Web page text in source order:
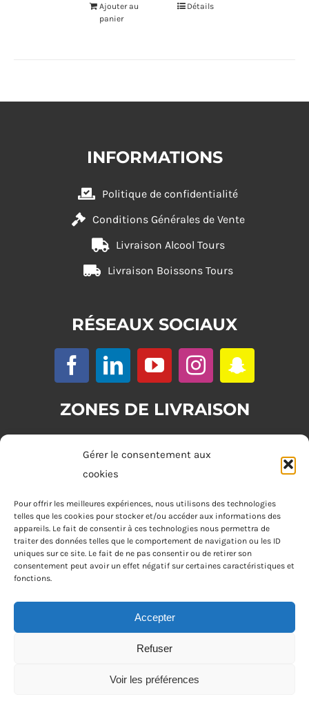
Gérer le consentement aux
cookies
Pour offrir les meilleures expériences, nous utilisons des technologies
telles que les cookies pour stocker et/ou accéder aux informations des
appareils. Le fait de consentir à ces technologies nous permettra de
traiter des données telles que le comportement de navigation ou les ID
uniques sur ce site. Le fait de ne pas consentir ou de retirer son
consentement peut avoir un effet négatif sur certaines caractéristiques et
fonctions.
Accepter
Refuser
Voir les préférences
Ajouter au
panier
Détails
INFORMATIONS
Politique de confidentialité
Conditions Générales de Vente
Livraison Alcool Tours
Livraison Boissons Tours
RÉSEAUX SOCIAUX
ZONES DE LIVRAISON
Zone 1 : (commande minimum 20€)
Zone 2 : (commande minimum 30€)
Joué-lès-Tours, Chambray-lès-Tours, La Riche, Saint-Cyr-sur-Loire,
Saint-Pierre-des-Corps, Saint-Avertin
Zone 3 : (commande minimum 40€)
Netcom Agency